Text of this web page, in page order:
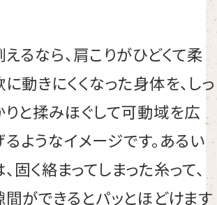
えるなら、肩こりがひどくて柔
に動きにくくなった身体を、しっ
りと揉みほぐして可動域を広
るようなイメージです。あるい
、固く絡まってしまった糸って、
間ができるとパッとほどけます